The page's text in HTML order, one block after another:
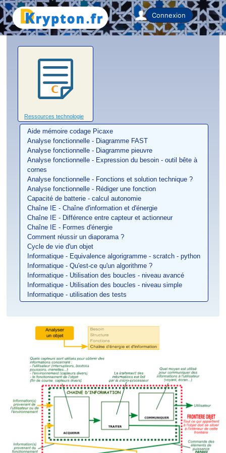
Home
Connexion
Ressources technologie
Aide mémoire codage Picaxe
Analyse fonctionnelle - Diagramme FAST
Analyse fonctionnelle - Diagramme pieuvre
Analyse fonctionnelle - Expression du besoin - outil bête à
cornes
Analyse fonctionnelle - Fonctions et solution technique ?
Analyse fonctionnelle - Rédiger une fonction
Capacité de batterie - calcul autonomie
Chaîne IE - Chaîne d'information et d'énergie
Chaîne IE - Différence entre capteur et actionneur
Chaîne IE - Formes d'énergie
Comment réussir un diaporama ?
Cycle de vie d'un objet
Informatique - Equivalence algorigramme - scratch - python
Informatique - Qu'est-ce qu'un algorithme ?
Informatique - Utilisation des boucles - niveau avancé
Informatique - Utilisation des boucles - niveau simple
Informatique - utilisation des tests